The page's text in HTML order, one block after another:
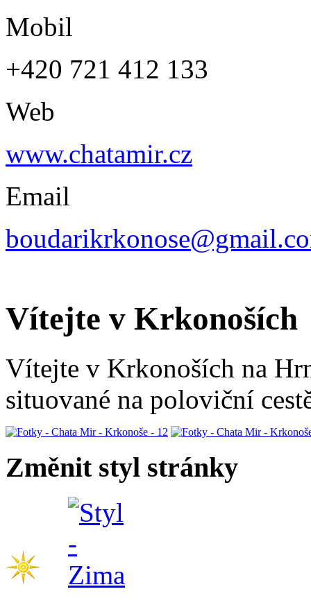
Mobil
+420 721 412 133
Web
www.chatamir.cz
Email
Vítejte v Krkonoších
Vítejte v Krkonoších na
situované na poloviční
Změnit styl stránky